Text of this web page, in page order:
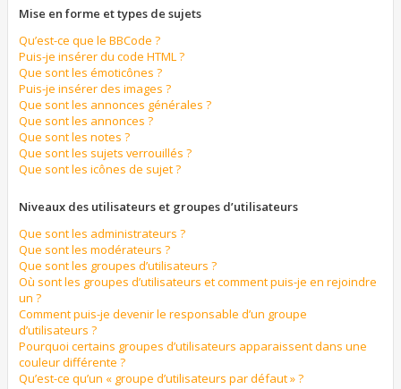
Mise en forme et types de sujets
Qu’est-ce que le BBCode ?
Puis-je insérer du code HTML ?
Que sont les émoticônes ?
Puis-je insérer des images ?
Que sont les annonces générales ?
Que sont les annonces ?
Que sont les notes ?
Que sont les sujets verrouillés ?
Que sont les icônes de sujet ?
Niveaux des utilisateurs et groupes d’utilisateurs
Que sont les administrateurs ?
Que sont les modérateurs ?
Que sont les groupes d’utilisateurs ?
Où sont les groupes d’utilisateurs et comment puis-je en rejoindre
un ?
Comment puis-je devenir le responsable d’un groupe
d’utilisateurs ?
Pourquoi certains groupes d’utilisateurs apparaissent dans une
couleur différente ?
Qu’est-ce qu’un « groupe d’utilisateurs par défaut » ?